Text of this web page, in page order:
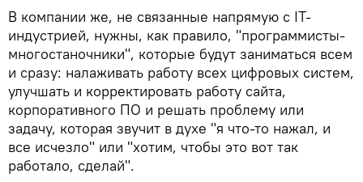
В компании же, не связанные напрямую с IT-
индустрией, нужны, как правило, "программисты-
многостаночники", которые будут заниматься всем
и сразу: налаживать работу всех цифровых систем,
улучшать и корректировать работу сайта,
корпоративного ПО и решать проблему или
задачу, которая звучит в духе "я что-то нажал, и
все исчезло" или "хотим, чтобы это вот так
работало, сделай".